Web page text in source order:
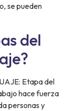
se pueden
del
Etapa del
hace fuerza
personas y